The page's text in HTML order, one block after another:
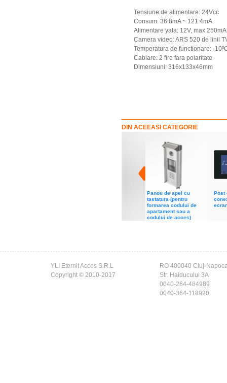
Tensiune de alimentare: 24Vcc
Consum: 36.8mA ~ 121.4mA
Alimentare yala: 12V, max 250mA
Camera video: ARS 520 de linii
Temperatura de functionare: -
Cablare: 2 fire fara polaritate
Dimensiuni: 316x133x46mm
DIN ACEEASI CATEGORIE
Panou de apel cu
tastatura (pentru
formarea codului de
apartament sau a
codului de acces)
Post
YLI Eternit Acces S.R.L
Copyright © 2010-2017
RO 400040 Cluj-
Str. Haiducului 3A
0040-264-484989
0040-364-118920